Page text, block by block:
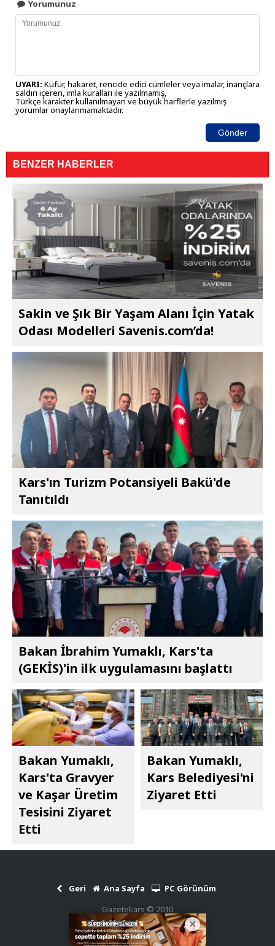
Yorumunuz
UYARI: Küfür, hakaret, rencide edici cümleler veya imalar, inançlara
saldırı içeren, imla kuralları ile yazılmamış,
Türkçe karakter kullanılmayan ve büyük harflerle yazılmış
yorumlar onaylanmamaktadır.
Gönder
BENZER HABERLER
Sakin ve Şık Bir Yaşam Alanı İçin Yatak
Odası Modelleri Savenis.com’da!
Kars'ın Turizm Potansiyeli Bakü'de
Tanıtıldı
Bakan İbrahim Yumaklı, Kars'ta
(GEKİS)'in ilk uygulamasını başlattı
Bakan Yumaklı,
Kars'ta Gravyer
ve Kaşar Üretim
Tesisini Ziyaret
Etti
Bakan Yumaklı,
Kars Belediyesi'ni
Ziyaret Etti
Geri Ana Sayfa
PC Görünüm
Gazetekars © 2010
Haber Scripti